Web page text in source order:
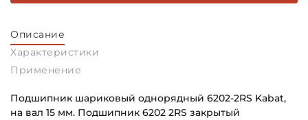
Описание
Характеристики
Применение
Подшипник шариковый однорядный 6202-2RS Kabat,
на вал 15 мм. Подшипник 6202 2RS закрытый